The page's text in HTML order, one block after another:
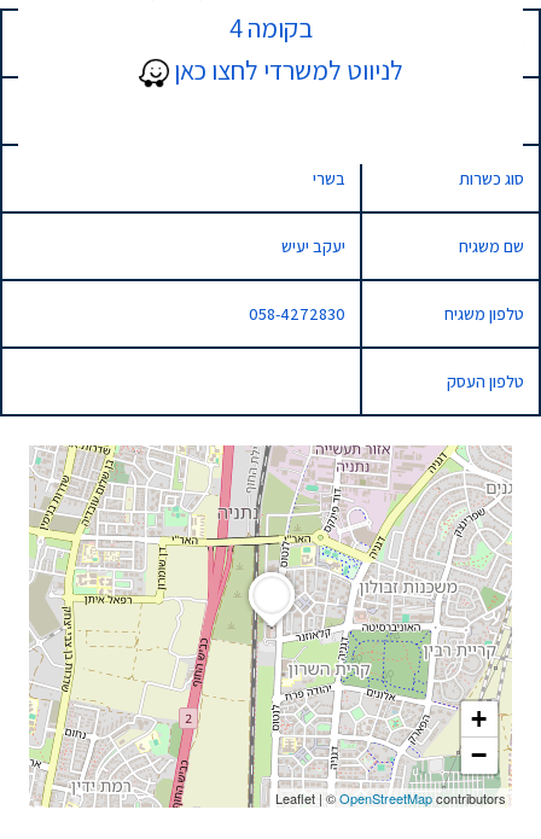
בקומה 4
לניווט למשרדי לחצו כאן
+
−
Leaflet | ©OpenStreetMapcontributors
26 שדרות טום לנטוס, נתניה, Israel
סוג כשרות בשרי
שם משגיח יעקב יעיש
טלפון משגיח 058-4272830
טלפון העסק